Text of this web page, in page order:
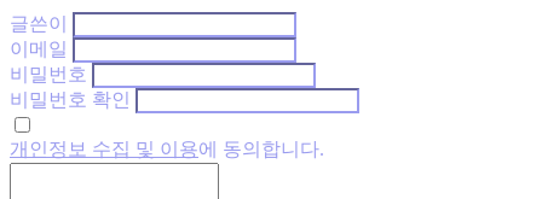
글쓴이
이메일
비밀번호
비밀번호 확인
개인정보 수집 및 이용에 동의합니다.